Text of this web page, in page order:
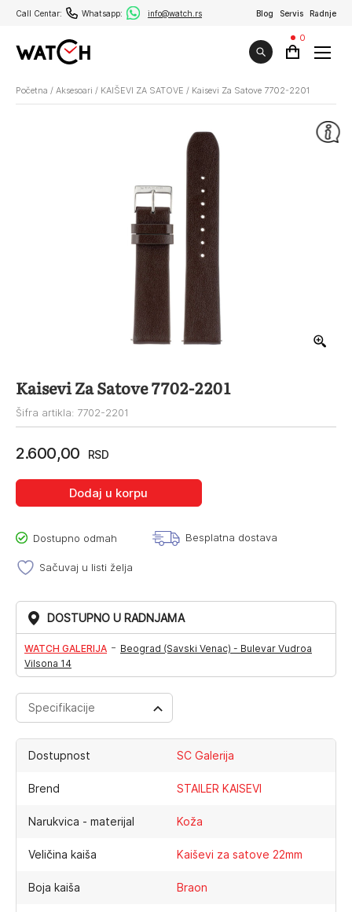
Call Centar: Whatsapp: info@watch.rs Blog Servis Radnje
0
Početna / Aksesoari / KAIŠEVI ZA SATOVE / Kaisevi Za Satove 7702-2201
Kaisevi Za Satove 7702-2201
Šifra artikla: 7702-2201
2.600,00 RSD
Dodaj u korpu
Dostupno odmah Besplatna dostava
Sačuvaj u listi želja
DOSTUPNO U RADNJAMA
WATCH GALERIJA - Beograd (Savski Venac) - Bulevar Vudroa
Vilsona 14
Specifikacije
Dostupnost SC Galerija
Brend STAILER KAISEVI
Narukvica - materijal Koža
Veličina kaiša Kaiševi za satove 22mm
Boja kaiša Braon